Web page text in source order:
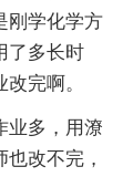
刚学化学方
了多长时
完啊。
业多，用潦
改不完，